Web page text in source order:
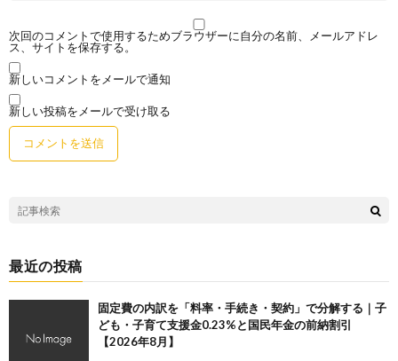
次回のコメントで使用するためブラウザーに自分の名前、メールアドレ
ス、サイトを保存する。
新しいコメントをメールで通知
新しい投稿をメールで受け取る
最近の投稿
固定費の内訳を「料率・手続き・契約」で分解する｜子
ども・子育て支援金0.23%と国民年金の前納割引
【2026年8月】